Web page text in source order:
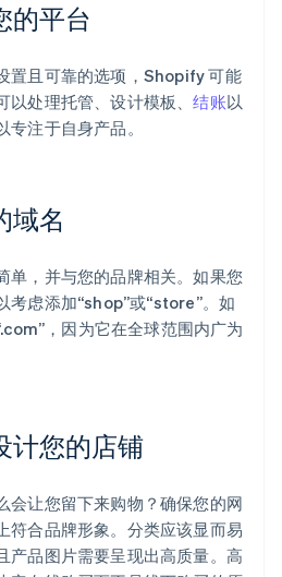
的平台
置且可靠的选项，Shopify 可能
以处理托管、设计模板、结账以
注于自身产品。
域名
单，并与您的品牌相关。如果您
考虑添加“shop”或“store”。如
，因为它在全球范围内广为
计您的店铺
会让您留下来购物？确保您的网
符合品牌形象。分类应该显而易
产品图片需要呈现出高质量。高